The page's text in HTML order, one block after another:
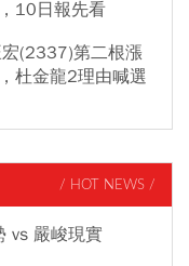
10日報先看
(2337)第二根漲
杜金龍2理由喊選
/ HOT NEWS /
vs 嚴峻現實